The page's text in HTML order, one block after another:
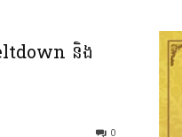
និង
0